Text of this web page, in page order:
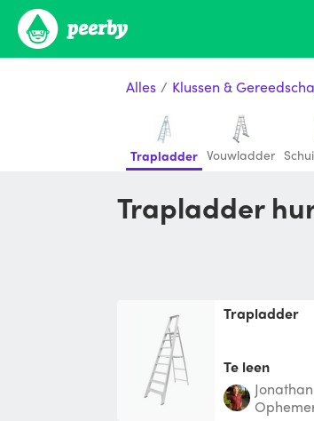
Alles / Klussen &
Trapladder Vouwladder
Trapladder
Trapladder
Te leen
Jonathan